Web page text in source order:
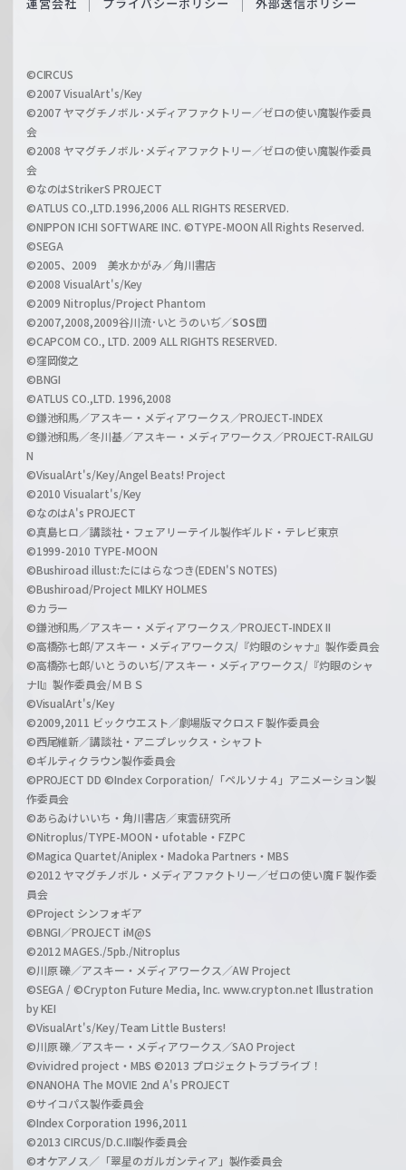
c
a
r
z
i
l
h
a
n
l
運営会社 プライバシーポリシー 外部送信ポリシー
©CIRCUS
©2007 VisualArt's/Key
©2007 ヤマグチノボル･メディアファクトリー／ゼロの使い魔製作委員
会
©2008 ヤマグチノボル･メディアファクトリー／ゼロの使い魔製作委員
会
©なのはStrikerS PROJECT
©ATLUS CO.,LTD.1996,2006 ALL RIGHTS RESERVED.
©NIPPON ICHI SOFTWARE INC. ©TYPE-MOON All Rights Reserved.
©SEGA
©2005、2009 美水かがみ／角川書店
©2008 VisualArt's/Key
©2009 Nitroplus/Project Phantom
©2007,2008,2009谷川流･いとうのいぢ／SOS団
©CAPCOM CO., LTD. 2009 ALL RIGHTS RESERVED.
©窪岡俊之
©BNGI
©ATLUS CO.,LTD. 1996,2008
©鎌池和馬／アスキー・メディアワークス／PROJECT-INDEX
©鎌池和馬／冬川基／アスキー・メディアワークス／PROJECT-RAILGU
N
©VisualArt's/Key/Angel Beats! Project
©2010 Visualart's/Key
©なのはA's PROJECT
©真島ヒロ／講談社・フェアリーテイル製作ギルド・テレビ東京
©1999-2010 TYPE-MOON
©Bushiroad illust:たにはらなつき(EDEN'S NOTES)
©Bushiroad/Project MILKY HOLMES
©カラー
©鎌池和馬／アスキー・メディアワークス／PROJECT-INDEX II
©高橋弥七郎/アスキー・メディアワークス/『灼眼のシャナ』製作委員会
©高橋弥七郎/いとうのいぢ/アスキー・メディアワークス/『灼眼のシャ
ナII』製作委員会/ＭＢＳ
©VisualArt's/Key
©2009,2011 ビックウエスト／劇場版マクロスＦ製作委員会
©西尾維新／講談社・アニプレックス・シャフト
©ギルティクラウン製作委員会
©PROJECT DD ©Index Corporation/「ペルソナ４」アニメーション製
作委員会
©あらゐけいいち・角川書店／東雲研究所
©Nitroplus/TYPE-MOON・ufotable・FZPC
©Magica Quartet/Aniplex・Madoka Partners・MBS
©2012 ヤマグチノボル・メディアファクトリー／ゼロの使い魔Ｆ製作委
員会
©Project シンフォギア
©BNGI／PROJECT iM@S
©2012 MAGES./5pb./Nitroplus
©川原 礫／アスキー・メディアワークス／AW Project
©SEGA / ©Crypton Future Media, Inc. www.crypton.net Illustration
by KEI
©VisualArt's/Key/Team Little Busters!
©川原 礫／アスキー・メディアワークス／SAO Project
©vividred project・MBS ©2013 プロジェクトラブライブ！
©NANOHA The MOVIE 2nd A's PROJECT
©サイコパス製作委員会
©Index Corporation 1996,2011
©2013 CIRCUS/D.C.III製作委員会
©オケアノス／「翠星のガルガンティア」製作委員会